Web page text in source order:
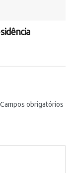
Campos obrigatórios